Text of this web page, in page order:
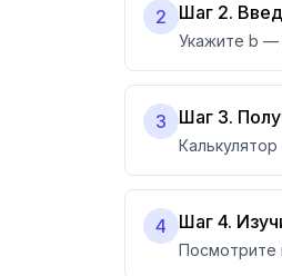
2 Шаг 2.
Укажите b —
3 Шаг 3.
4 Шаг 4.
Посмотрите